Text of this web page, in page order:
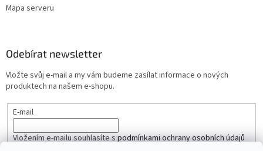
Mapa serveru
Odebírat newsletter
Vložte svůj e-mail a my vám budeme zasílat informace o nových
produktech na našem e-shopu.
E-mail
Vložením e-mailu souhlasíte spodmínkami ochrany osobních údajů